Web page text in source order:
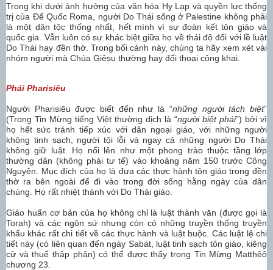
Trong khi dưới ảnh hưởng của văn hóa Hy Lạp và quyền lực thống
trị của Đế Quốc Roma, người Do Thái sống ở Palestine không phải
là một dân tộc thống nhất, hết mình vì sự đoàn kết tôn giáo và
quốc gia. Vẫn luôn có sự khác biệt giữa họ về thái độ đối với lề luật
Do Thái hay đền thờ. Trong bối cảnh này, chúng ta hãy xem xét vài
nhóm người mà Chúa Giêsu thường hay đối thoại công khai.
Phái Pharisiêu
Người Pharisiêu được biết đến như là “những người tách biệt”
(Trong Tin Mừng tiếng Việt thường dịch là “người biệt phái”) bởi vì
họ hết sức tránh tiếp xúc với dân ngoại giáo, với những người
không tinh sạch, người tội lỗi và ngay cả những người Do Thái
không giữ luật. Họ nổi lên như một phong trào thuộc tầng lớp
thường dân (không phải tư tế) vào khoảng năm 150 trước Công
Nguyên. Mục đích của họ là đưa các thực hành tôn giáo trong đền
thờ ra bên ngoài để đi vào trong đời sống hằng ngày của dân
chúng. Họ rất nhiệt thành với Do Thái giáo.
Giáo huấn cơ bản của họ không chỉ là luật thành văn (được gọi là
Torah) và các ngôn sứ nhưng còn có những truyền thống truyền
khẩu khác rất chi tiết về các thực hành và luật buộc. Các luật lệ chi
tiết này (có liên quan đến ngày Sabát, luật tinh sạch tôn giáo, kiêng
cử và thuế thập phân) có thể được thấy trong Tin Mừng Matthêô
chương 23.